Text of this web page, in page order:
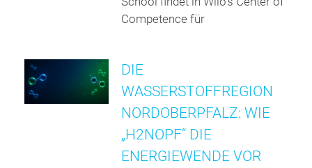
Competence für
DIE
WASSERSTOFFREGION
NORDOBERPFALZ: WIE
„H2NOPF“ DIE
ENERGIEWENDE VOR